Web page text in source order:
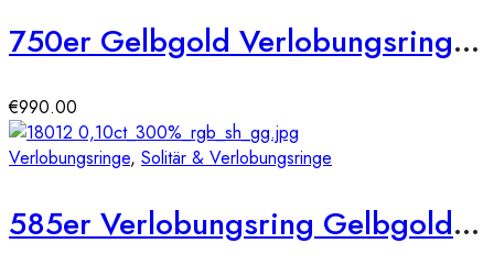
750er Gelbgold Verlobungsring 6er Krappe Blütenform ca. 0,36 ct. Illusion Diamant
€990.00
Verlobungsringe, Solitär & Verlobungsringe
585er Verlobungsring Gelbgold 0,10 ct.